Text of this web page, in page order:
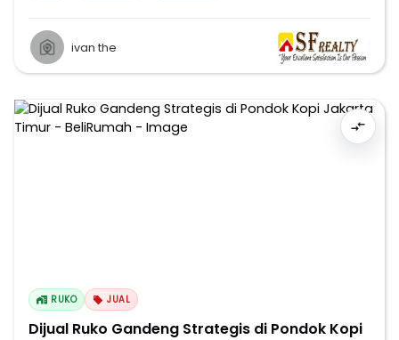
ivan the
RUKO JUAL
Dijual Ruko Gandeng Strategis di Pondok Kopi